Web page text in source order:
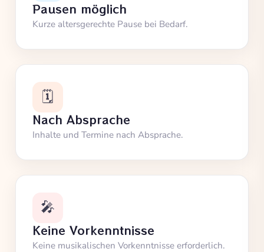
Pausen möglich
Kurze altersgerechte Pause bei Bedarf.
🗓️
Nach Absprache
Inhalte und Termine nach Absprache.
🎤
Keine Vorkenntnisse
Keine musikalischen Vorkenntnisse erforderlich.